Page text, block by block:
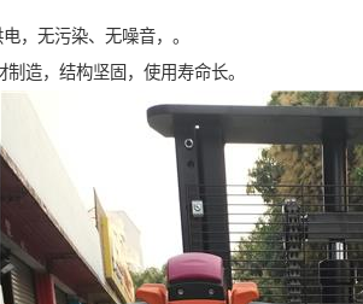
，无污染、无噪音，。
造，结构坚固，使用寿命长。